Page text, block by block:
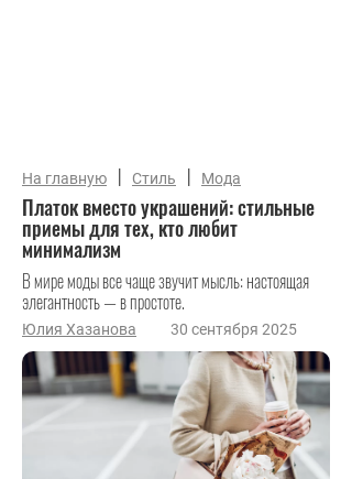
На главную | Стиль | Мода
Платок вместо украшений: стильные
приемы для тех, кто любит
минимализм
В мире моды все чаще звучит мысль: настоящая
элегантность — в простоте.
Юлия Хазанова 30 сентября 2025